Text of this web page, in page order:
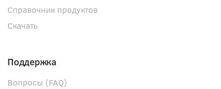
Справочник продуктов
Скачать
Поддержка
Вопросы (FAQ)